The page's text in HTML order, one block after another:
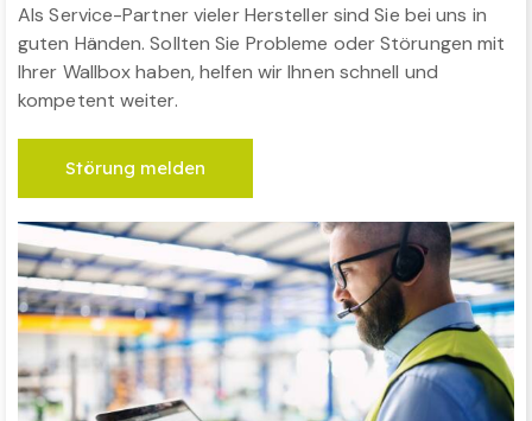
Als Service-Partner vieler Hersteller sind Sie bei uns in
guten Händen. Sollten Sie Probleme oder Störungen mit
Ihrer Wallbox haben, helfen wir Ihnen schnell und
kompetent weiter.
Störung melden